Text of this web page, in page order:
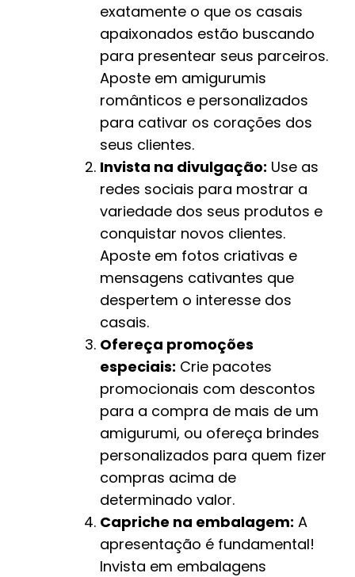
exatamente o que os casais
apaixonados estão buscando
para presentear seus parceiros.
Aposte em amigurumis
românticos e personalizados
para cativar os corações dos
seus clientes.
Invista na divulgação: Use as
redes sociais para mostrar a
variedade dos seus produtos e
conquistar novos clientes.
Aposte em fotos criativas e
mensagens cativantes que
despertem o interesse dos
casais.
Ofereça promoções
especiais: Crie pacotes
promocionais com descontos
para a compra de mais de um
amigurumi, ou ofereça brindes
personalizados para quem fizer
compras acima de
determinado valor.
Capriche na embalagem: A
apresentação é fundamental!
Invista em embalagens